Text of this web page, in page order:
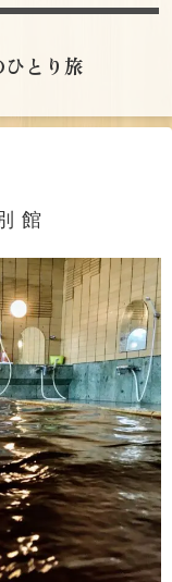
とり旅
館